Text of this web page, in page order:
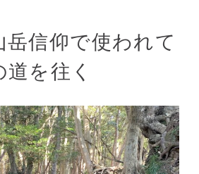
信仰で使われて
を往く